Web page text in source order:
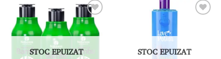
Adaugă
la lista
de
dorințe
STOC EPUIZAT STOC EPUIZAT